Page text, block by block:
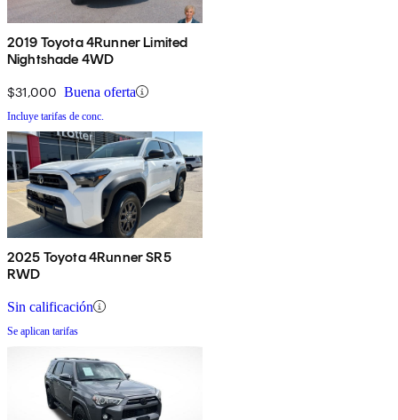
2019 Toyota 4Runner Limited
Nightshade 4WD
$31,000 Buena oferta
Incluye tarifas de conc.
2025 Toyota 4Runner SR5
RWD
Sin calificación
Se aplican tarifas